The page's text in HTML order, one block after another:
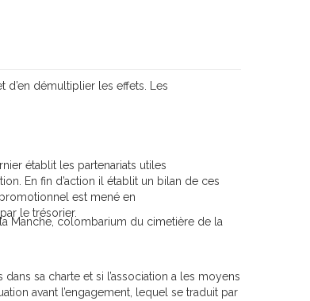
Manche, colombarium du cimetière de la
d’en démultiplier les effets. Les
établit les partenariats utiles
En fin d’action il établit un bilan de ces
est mené en
le trésorier.
sa charte et si l’association a les moyens
avant l’engagement, lequel se traduit par